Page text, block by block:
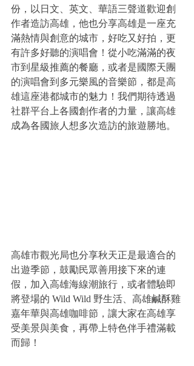
份，以日文、英文、華語三聲道歡迎創
作者造訪高雄，他也分享高雄是一座充
滿熱情與創意的城市，好吃又好拍，更
有許多好聽的演唱會！從小吃滿滿的夜
市到星級推薦的餐廳，或者是國際天團
的演唱會到多元樂風的音樂節，都是高
雄這座港都城市的魅力！我們期待透過
社群平台上各國創作者的力量，讓高雄
成為各國旅人想多次造訪的旅遊勝地。
高雄市觀光局也分享秋天正是最適合的
出遊季節，鼓勵民眾善用接下來的連
假，加入高雄海線潮旅行，或者體驗即
將登場的 Wild Wild 野生活、高雄鹹酥雞
嘉年華與高雄咖啡節，讓大家在高雄享
受美景與美食，再帶上特色伴手禮滿載
而歸！